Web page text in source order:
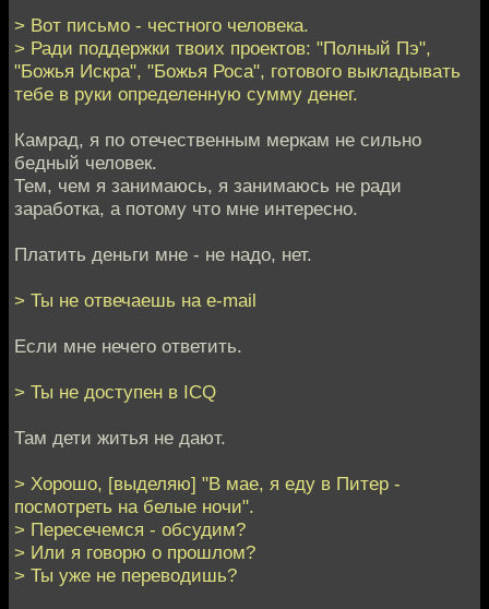
> Вот письмо - честного человека.
> Ради поддержки твоих проектов: "Полный Пэ",
"Божья Искра", "Божья Роса", готового выкладывать
тебе в руки определенную сумму денег.
Камрад, я по отечественным меркам не сильно
бедный человек.
Тем, чем я занимаюсь, я занимаюсь не ради
заработка, а потому что мне интересно.
Платить деньги мне - не надо, нет.
> Ты не отвечаешь на e-mail
Если мне нечего ответить.
> Ты не доступен в ICQ
Там дети житья не дают.
> Хорошо, [выделяю] "В мае, я еду в Питер -
посмотреть на белые ночи".
> Пересечемся - обсудим?
> Или я говорю о прошлом?
> Ты уже не переводишь?